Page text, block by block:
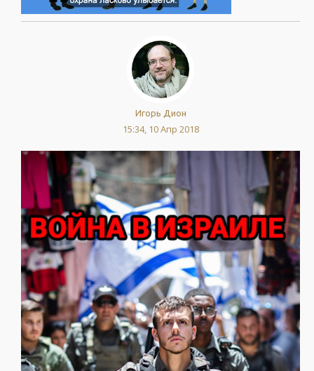
Игорь Дион
15:34, 10 Апр 2018